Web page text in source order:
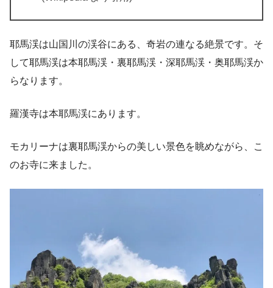
耶馬渓は山国川の渓谷にある、奇岩の連なる絶景です。そ
して耶馬渓は本耶馬渓・裏耶馬渓・深耶馬渓・奥耶馬渓か
らなります。
羅漢寺は本耶馬渓にあります。
モカリーナは裏耶馬渓からの美しい景色を眺めながら、こ
のお寺に来ました。